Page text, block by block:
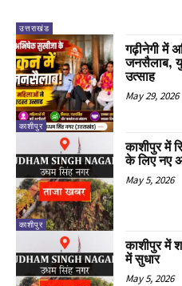
उत्तराखंड
काशीपुर
गढ़ीनेगी में
जनसैलाब,
उत्साह
May 29, 2026
काशीपुर
काशीपुर में
के लिए नए
May 5, 2026
काशीपुर में
में सुधार
May 5, 2026